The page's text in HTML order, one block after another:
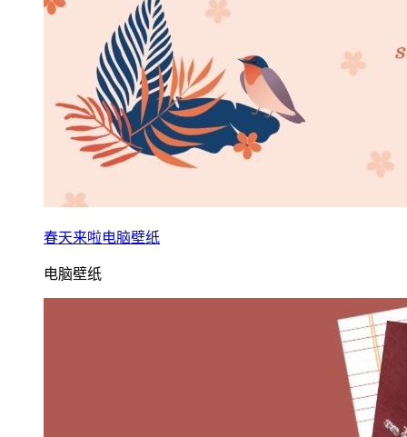
春天来啦电脑壁纸
电脑壁纸